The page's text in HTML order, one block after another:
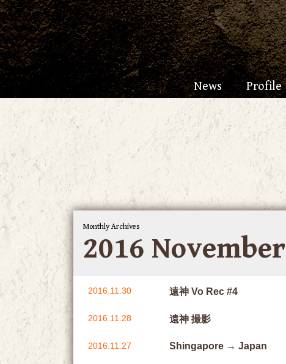
News Profile
Monthly Archives
2016 November
2016.11.30 遠神 Vo Rec #4
2016.11.28 遠神 撮影
2016.11.27 Shingapore → Japan